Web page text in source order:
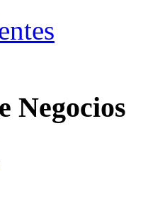
Negocios